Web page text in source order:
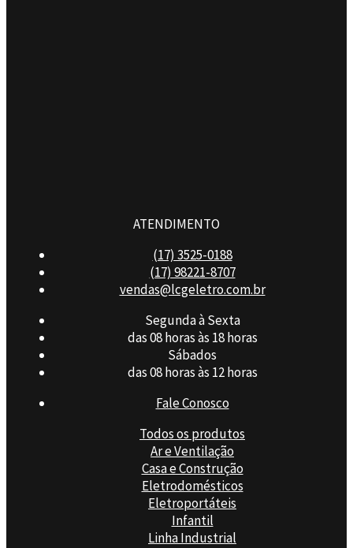
ATENDIMENTO
(17) 3525-0188
(17) 98221-8707
vendas@lcgeletro.com.br
Segunda à Sexta
das 08 horas às 18 horas
Sábados
das 08 horas às 12 horas
Fale Conosco
Todos os produtos
Ar e Ventilação
Casa e Construção
Eletrodomésticos
Eletroportáteis
Infantil
Linha Industrial